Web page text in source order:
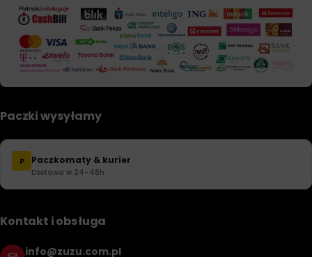
Paczki wysyłamy
P Paczkomaty & kurier
Dostawa w 24–48h
Kontakt i obsługa
info@zuzu.com.pl